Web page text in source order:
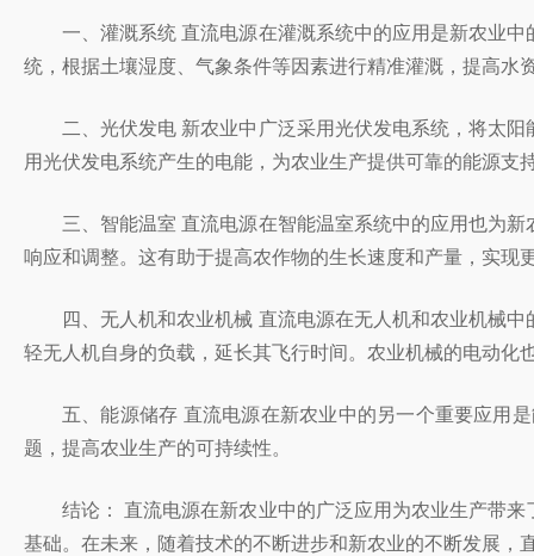
一、灌溉系统 直流电源在灌溉系统中的应用是新农业
统，根据土壤湿度、气象条件等因素进行精准灌溉，提高水
二、光伏发电 新农业中广泛采用光伏发电系统，将太
用光伏发电系统产生的电能，为农业生产提供可靠的能源支
三、智能温室 直流电源在智能温室系统中的应用也为
响应和调整。这有助于提高农作物的生长速度和产量，实现
四、无人机和农业机械 直流电源在无人机和农业机械
轻无人机自身的负载，延长其飞行时间。农业机械的电动
五、能源储存 直流电源在新农业中的另一个重要应用
题，提高农业生产的可持续性。
结论： 直流电源在新农业中的广泛应用为农业生产带
基础。在未来，随着技术的不断进步和新农业的不断发展